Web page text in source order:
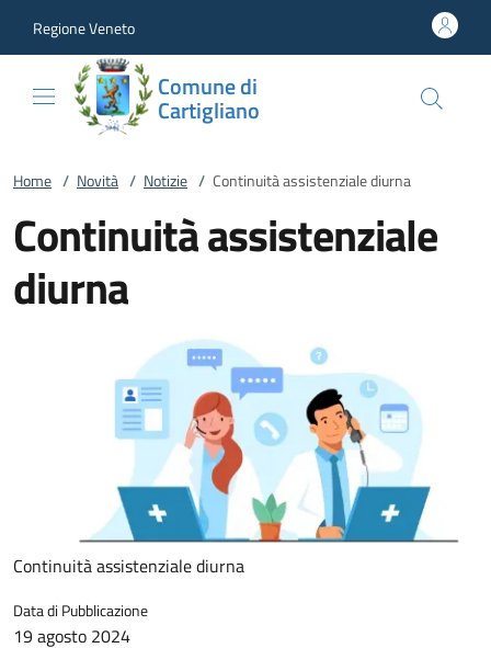
Regione Veneto
Comune di
Cartigliano
Home / Novità / Notizie / Continuità assistenziale diurna
Continuità assistenziale
diurna
Continuità assistenziale diurna
Data di Pubblicazione
19 agosto 2024